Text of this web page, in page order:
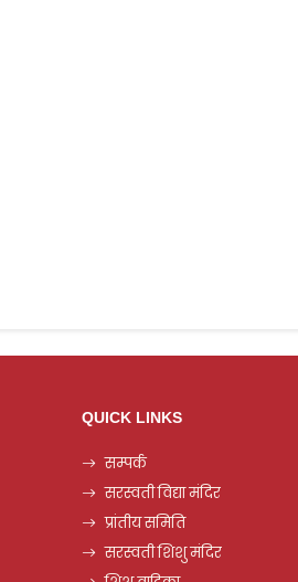
QUICK LINKS
सम्पर्क
सरस्वती विद्या मंदिर
प्रांतीय समिति
सरस्वती शिशु मंदिर